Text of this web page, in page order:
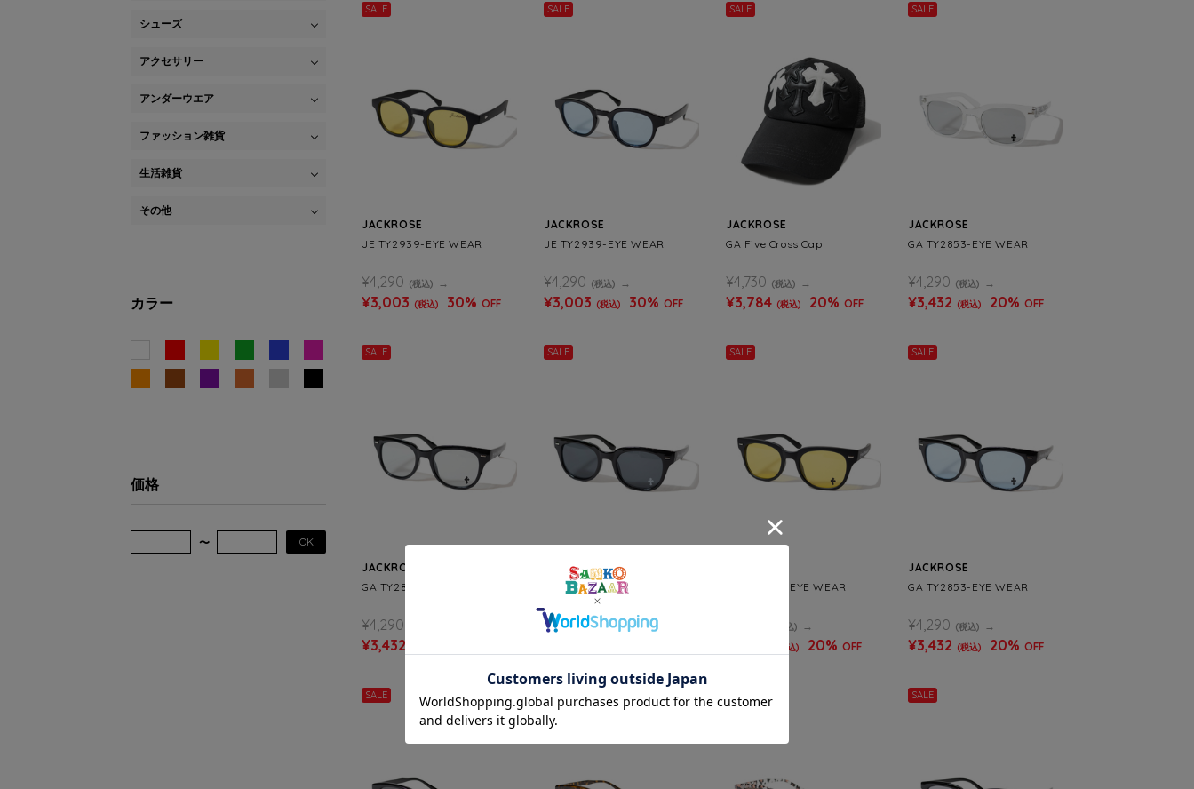
SALE
JACKROSE
JE TY2939-EYE WEAR
¥4,290 (税込)
¥3,003 (税込) 30% OFF
SALE
JACKROSE
JE TY2939-EYE WEAR
¥4,290 (税込)
¥3,003 (税込) 30% OFF
SALE
JACKROSE
GA Five Cross Cap
¥4,730 (税込)
¥3,784 (税込) 20% OFF
SALE
JACKROSE
GA TY2853-EYE WEAR
¥4,290 (税込)
¥3,432 (税込) 20% OFF
SALE
JACKROSE
GA TY2853-EYE WEAR
¥4,290
¥3,432
SALE
JACKROSE
GA TY2853-EYE WEAR
¥4,290 (税込)
SALE
GA TY2853-EYE WEAR
(税込)
(税込) 20% OFF
SALE
JACKROSE
GA TY2853-EYE WEAR
¥4,290 (税込)
¥3,432 (税込) 20% OFF
SALE SALE SALE SALE
シューズ
アクセサリー
アンダーウエア
ファッション雑貨
生活雑貨
その他
カラー
価格
OK